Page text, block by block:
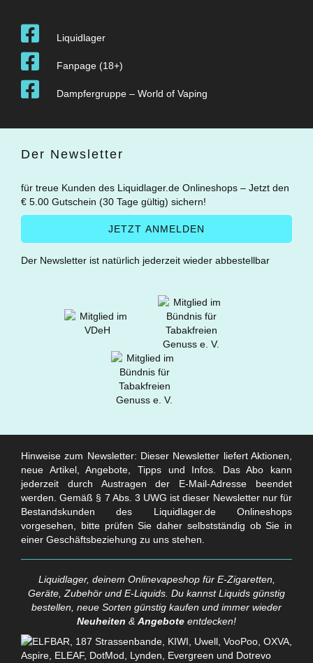
Liquidlager
Fanpage (18+)
Dampfergruppe – World of Vaping
Der Newsletter
für treue Kunden des Liquidlager.de Onlineshops – Jetzt den
€ 5.00 Gutschein (30 Tage gültig) sichern!
Der Newsletter ist natürlich jederzeit wieder abbestellbar
Hinweise zum Newsletter: Dieser Newsletter liefert Aktionen,
neue Artikel, Angebote, Tipps und Infos. Das Abo kann
jederzeit durch Austragen der E-Mail-Adresse beendet
werden. Gemäß § 7 Abs. 3 UWG ist dieser Newsletter nur für
Bestandskunden des Liquidlager.de Onlineshops
vorgesehen, bitte prüfen Sie daher selbstständig ob Sie in
einer Geschäftsbeziehung zu uns stehen.
Liquidlager, deinem Onlinevapeshop für E-Zigaretten,
Geräte, Zubehör und E-Liquids. Du kannst Liquids günstig
bestellen, neue Sorten günstig kaufen und immer wieder
Neuheiten & Angebote entdecken!